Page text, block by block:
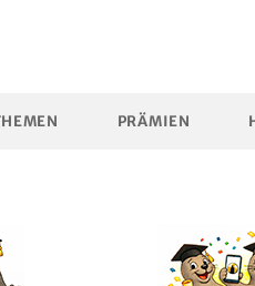
PRÄMIEN